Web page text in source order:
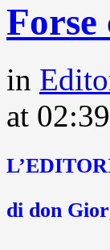
Forse
in
at
di don